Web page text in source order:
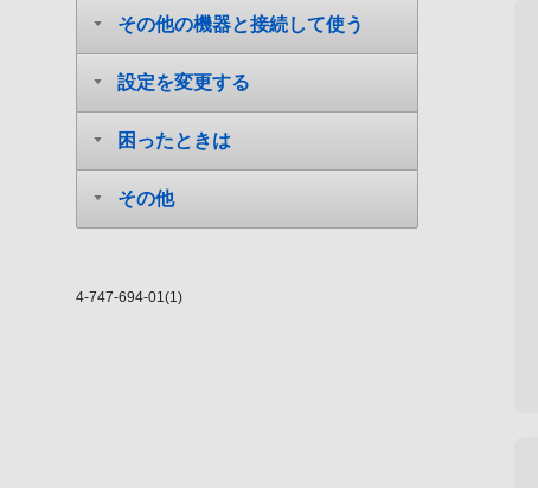
その他の機器と接続して使う
設定を変更する
困ったときは
その他
4-747-694-01(1)